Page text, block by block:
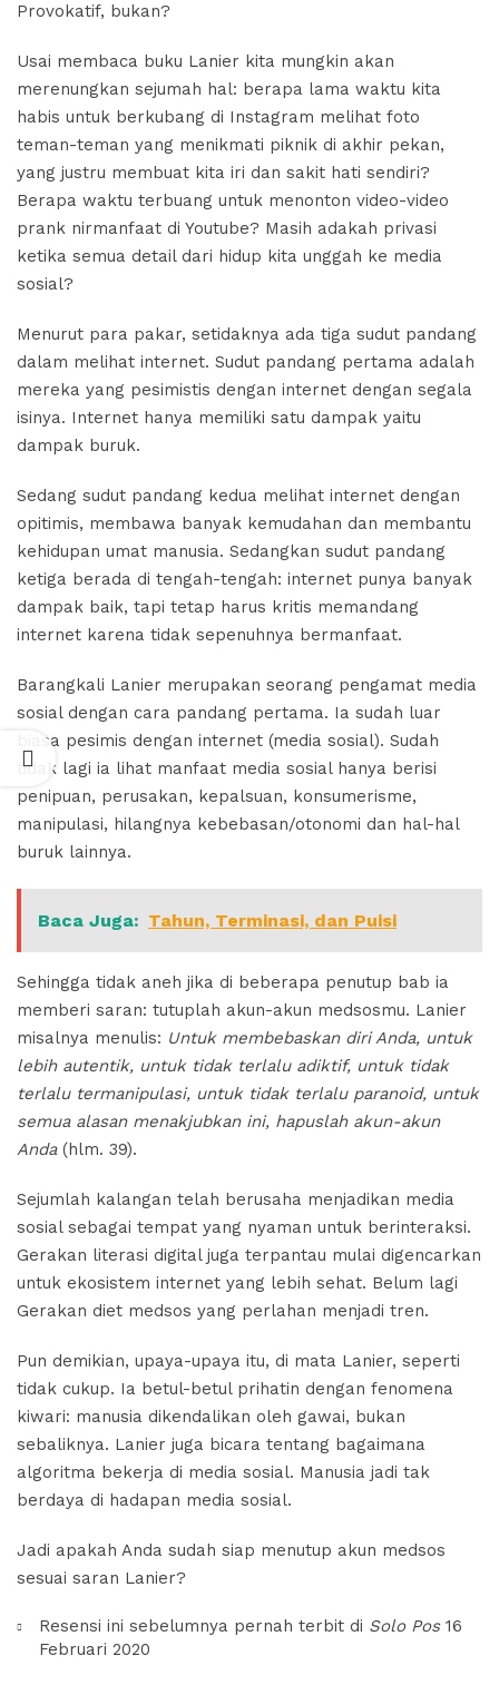
Provokatif, bukan?
Usai membaca buku Lanier kita mungkin akan
merenungkan sejumah hal: berapa lama waktu kita
habis untuk berkubang di Instagram melihat foto
teman-teman yang menikmati piknik di akhir pekan,
yang justru membuat kita iri dan sakit hati sendiri?
Berapa waktu terbuang untuk menonton video-video
prank nirmanfaat di Youtube? Masih adakah privasi
ketika semua detail dari hidup kita unggah ke media
sosial?
Menurut para pakar, setidaknya ada tiga sudut pandang
dalam melihat internet. Sudut pandang pertama adalah
mereka yang pesimistis dengan internet dengan segala
isinya. Internet hanya memiliki satu dampak yaitu
dampak buruk.
Sedang sudut pandang kedua melihat internet dengan
opitimis, membawa banyak kemudahan dan membantu
kehidupan umat manusia. Sedangkan sudut pandang
ketiga berada di tengah-tengah: internet punya banyak
dampak baik, tapi tetap harus kritis memandang
internet karena tidak sepenuhnya bermanfaat.
Barangkali Lanier merupakan seorang pengamat media
sosial dengan cara pandang pertama. Ia sudah luar
biasa pesimis dengan internet (media sosial). Sudah
tidak lagi ia lihat manfaat media sosial hanya berisi
penipuan, perusakan, kepalsuan, konsumerisme,
manipulasi, hilangnya kebebasan/otonomi dan hal-hal
buruk lainnya.
Baca Juga: Tahun, Terminasi, dan Puisi
Sehingga tidak aneh jika di beberapa penutup bab ia
memberi saran: tutuplah akun-akun medsosmu. Lanier
misalnya menulis: Untuk membebaskan diri Anda, untuk
lebih autentik, untuk tidak terlalu adiktif, untuk tidak
terlalu termanipulasi, untuk tidak terlalu paranoid, untuk
semua alasan menakjubkan ini, hapuslah akun-akun
Anda(hlm. 39).
Sejumlah kalangan telah berusaha menjadikan media
sosial sebagai tempat yang nyaman untuk berinteraksi.
Gerakan literasi digital juga terpantau mulai digencarkan
untuk ekosistem internet yang lebih sehat. Belum lagi
Gerakan diet medsos yang perlahan menjadi tren.
Pun demikian, upaya-upaya itu, di mata Lanier, seperti
tidak cukup. Ia betul-betul prihatin dengan fenomena
kiwari: manusia dikendalikan oleh gawai, bukan
sebaliknya. Lanier juga bicara tentang bagaimana
algoritma bekerja di media sosial. Manusia jadi tak
berdaya di hadapan media sosial.
Jadi apakah Anda sudah siap menutup akun medsos
sesuai saran Lanier?
Resensi ini sebelumnya pernah terbit di Solo Pos 16
Februari 2020